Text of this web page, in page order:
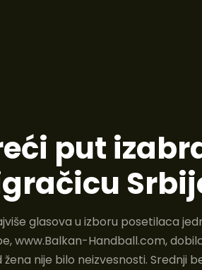
put
glasova u izboru posetilaca
www.Balkan-Handball.com,
nije bilo neizvesnosti. Srednji